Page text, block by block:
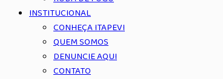
INSTITUCIONAL
CONHEÇA ITAPEVI
QUEM SOMOS
DENUNCIE AQUI
CONTATO